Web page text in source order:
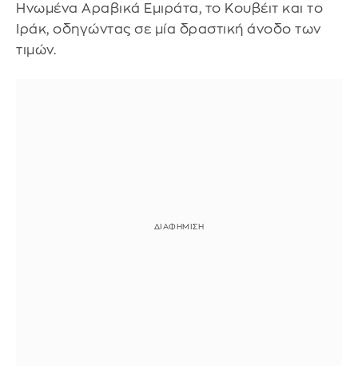
Ηνωμένα Αραβικά Εμιράτα, το Κουβέιτ και το
Ιράκ, οδηγώντας σε μία δραστική άνοδο των
τιμών.